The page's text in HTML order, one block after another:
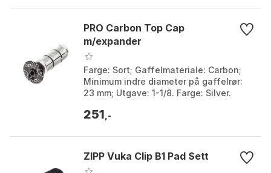
PRO Carbon Top Cap
m/expander
Farge: Sort; Gaffelmateriale: Carbon;
Minimum indre diameter på gaffelrør:
23 mm; Utgave: 1-1/8. Farge: Silver.
251 ,-
ZIPP Vuka Clip B1 Pad Sett